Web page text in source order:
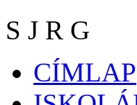
S J R G
CÍMLAP